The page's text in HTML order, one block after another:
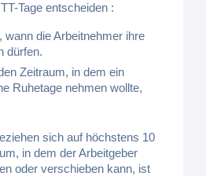
Tage entscheiden :
wann die Arbeitnehmer ihre
dürfen.
Zeitraum, in dem ein
Ruhetage nehmen wollte,
sich auf höchstens 10
in dem der Arbeitgeber
oder verschieben kann, ist